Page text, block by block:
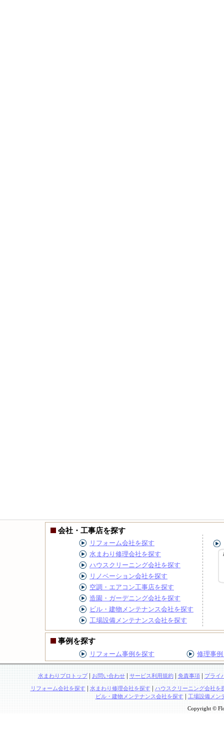
会社・工事店を探す
リフォーム会社を探す
水まわり修理会社を探す
ハウスクリーニング会社を探す
リノベーション会社を探す
空調・エアコン工事店を探す
造園・ガーデニング会社を探す
ビル・建物メンテナンス会社を探す
工場設備メンテナンス会社を探す
事例を探す
リフォーム事例を探す 修理事
水まわりプロトップ| お問い合わせ| サービス利用規約| 免責事項| プライ
リフォーム会社を探す | 水まわり修理会社を探す | ハウスクリーニング会社を
ビル・建物メンテナンス会社を探す| 工場設備メン
Copyright ©